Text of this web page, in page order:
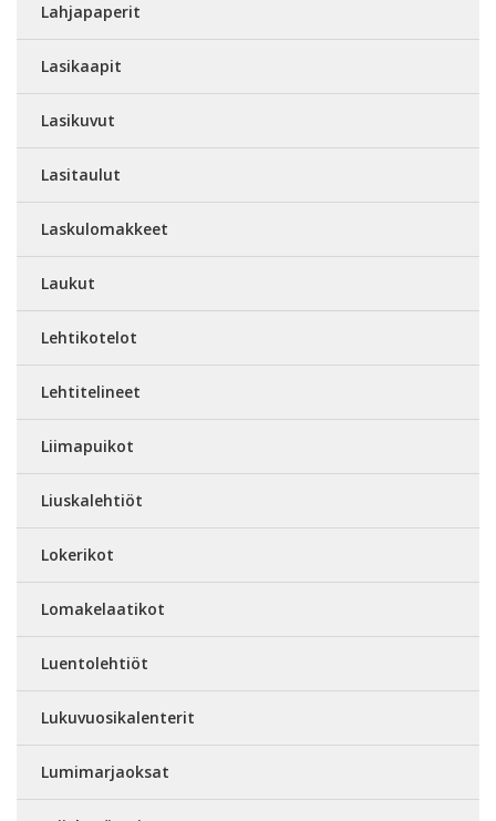
Lahjapaperit
Lasikaapit
Lasikuvut
Lasitaulut
Laskulomakkeet
Laukut
Lehtikotelot
Lehtitelineet
Liimapuikot
Liuskalehtiöt
Lokerikot
Lomakelaatikot
Luentolehtiöt
Lukuvuosikalenterit
Lumimarjaoksat